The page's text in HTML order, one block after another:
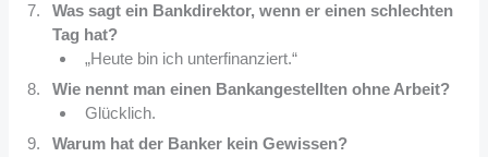
Was sagt ein Bankdirektor, wenn er einen schlechten
Tag hat?
„Heute bin ich unterfinanziert.“
Wie nennt man einen Bankangestellten ohne Arbeit?
Glücklich.
Warum hat der Banker kein Gewissen?